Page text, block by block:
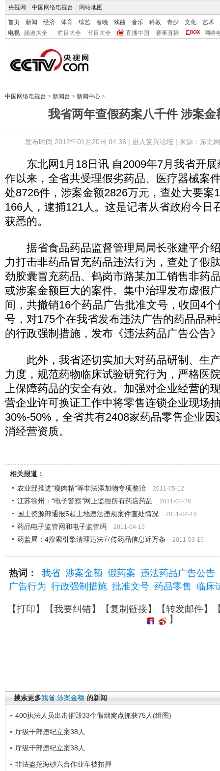
央视网 中国网络电视台 网站地图
首页 新闻 经济 体育 综艺 春晚 戏曲 音乐 科教 青少 文化
艺术
电视
频道大全 栏目大全 节目大全 直播中国 赛事直播 网络
中国网络电视台 > 新闻台 > 新闻中心 >
我省两年查假药案八千件 涉案金
发布时间:2012年01月20日 04:36 | 进入复兴论坛 | 来源：东北
东北网1月18日讯 自2009年7月我省开展
作以来，全省共受理假劣药品、医疗器械案
处8726件，涉案金额2826万元，查处大要案
166人，逮捕121人。这是记者从省政府今日
获悉的。
据省食品药品监督管理局局长张建平介
力打击非药品冒充药品违法行为，查处了假
劲胶囊冒充药品、鹤岗市路某加工销售非药
或涉案金额巨大的案件。集中治理发布虚假
间，共撤销16个药品广告批准文号，收回4
号，对175个在我省发布违法广告的药品品
的行政强制措施，发布《违法药品广告公告
此外，我省还切实加大对药品研制、生
力度，规范药物临床试验研究行为，严格医
上保障药品的安全有效。加强对企业经营的
营企业许可换证工作中将零售连锁企业现场
30%-50%，全省共有2408家药品零售企业
消经营资质。
相关报道：
农业部推进"瘦肉精"等非法添加物专项整治
2011-05-12
江苏徐州：“电子警察”网上监控所有药店药品 2011-04-28
国土资源部通报5起土地违法违规案件查处情况 2011-04-18
药品电子监管网和电子监管码 2011-04-15
药监局：4搜索引擎清理违法宣传药品信息近万条 2011-03-16
热词： 我省 涉案金额 假药案 违法药品广告公告
广告行为 行政强制措施 批准文号 药品零售 临床
【打印】【我要纠错】【复制链接】【转发邮件】
】
搜索更多我省 涉案金额 的新闻
400执法人员出击摧毁33个假烟窝点抓获75人(组图)
厅级干部违纪立案38人
厅级干部违纪立案38人
非法盗挖海砂六台作业车被扣押